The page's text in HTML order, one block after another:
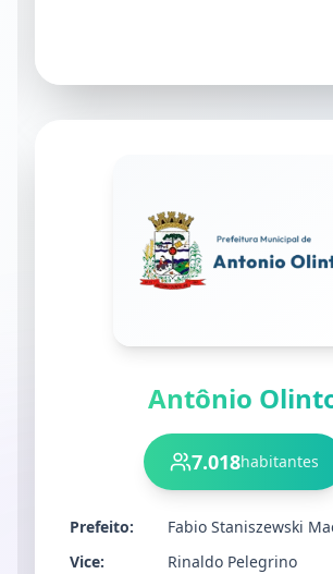
Antônio
7.018habitantes
Prefeito:
Fabio Staniszewski
Vice:
Rinaldo Pelegrino